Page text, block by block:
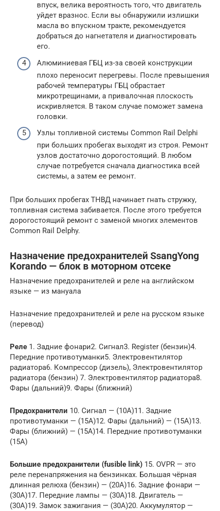
впуск, велика вероятность того, что двигатель
уйдет вразнос. Если вы обнаружили излишки
масла во впускном тракте, рекомендуется
добраться до нагнетателя и диагностировать
его.
Алюминиевая ГБЦ из-за своей конструкции
плохо переносит перегревы. После превышения
рабочей температуры ГБЦ обрастает
микротрещинами, а привалочная плоскость
искривляется. В таком случае поможет замена
головки.
Узлы топливной системы Common Rail Delphi
при больших пробегах выходят из строя. Ремонт
узлов достаточно дорогостоящий. В любом
случае потребуется сначала диагностика всей
системы, а затем ее ремонт.
При больших пробегах ТНВД начинает гнать стружку,
топливная система забивается. После этого требуется
дорогостоящий ремонт с заменой многих элементов
Common Rail Delphy.
Назначение предохранителей SsangYong
Korando — блок в моторном отсеке
Назначение предохранителей и реле на английском
языке — из мануала
Назначение предохранителей и реле на русском языке
(перевод)
Реле 1. Задние фонари2. Сигнал3. Register (бензин)4.
Передние противотуманки5. Электровентилятор
радиатора6. Компрессор (дизель), Электровентилятор
радиатора (бензин) 7. Электровентилятор радиатора8.
Фары (дальний)9. Фары (ближний)
Предохранители 10. Сигнал — (10A)11. Задние
противотуманки — (15A)12. Фары (дальний) — (15A)13.
Фары (ближний) — (15A)14. Передние противотуманки
(15A)
Большие предохранители (fusible link) 15. OVPR — это
реле перенапряжения на бензинках. Большая чёрная
длинная релюха (бензин) — (20A)16. Задние фонари —
(30A)17. Передние лампы — (30A)18. Двигатель —
(30A)19. Замок зажигания — (30A)20. Аккумулятор —